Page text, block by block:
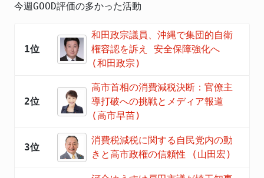
今週GOOD評価の多かった活動
1位
和田政宗議員、沖縄で集団的自衛
権容認を訴え 安全保障強化へ
(和田政宗)
2位
高市首相の消費減税決断：官僚主
導打破への挑戦とメディア報道
(高市早苗)
3位
消費税減税に関する自民党内の動
きと高市政権の信頼性 (山田宏)